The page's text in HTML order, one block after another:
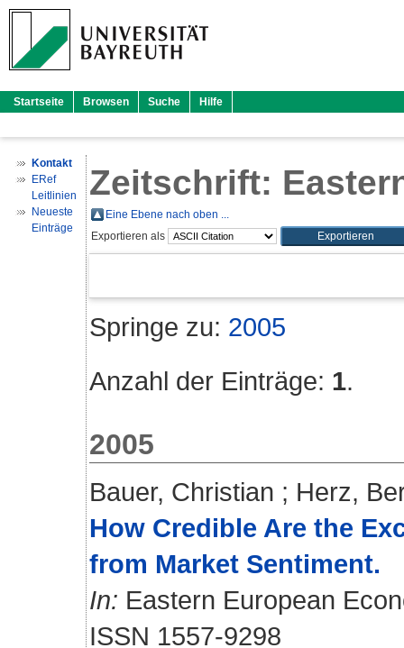
Startseite Browsen Suche Hilfe
Kontakt
ERef
Leitlinien
Neueste
Einträge
Zeitschrift:
Eine Ebene nach oben ...
Exportieren als
Springe zu: 2005
Anzahl der Einträge: 1.
2005
Bauer, Christian ; Herz,
How Credible Are the
from Market Sentiment.
In: Eastern European
ISSN 1557-9298